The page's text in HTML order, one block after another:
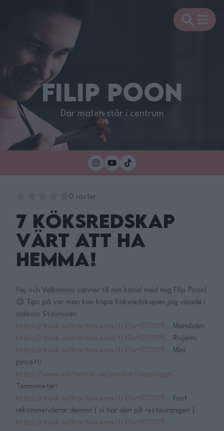
FILIP POON
Där maten står i centrum
0 röster
7 Köksredskap
värt att ha
Hemma!
Hej och Välkomna vänner till min kanal med mig Filip Poon!
😊 Tips på var man kan köpa Köksredskapen jag visade i
videon: Stavmixer:
https://track.adtraction.com/t/t?a=1073119… Mandolin:
https://track.adtraction.com/t/t?a=1073119… Rivjärn:
https://track.adtraction.com/t/t?a=1073119… Mini
pincett:
https://www.kitchenlab.se/produkt/upplaggn…
Termometer:
https://track.adtraction.com/t/t?a=1073119… Fast
rekommenderar denna: ( vi har den på restaurangen )
https://track.adtraction.com/t/t?a=1073119…